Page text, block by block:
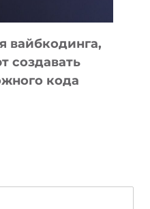
вайбкодинга,
создавать
кода